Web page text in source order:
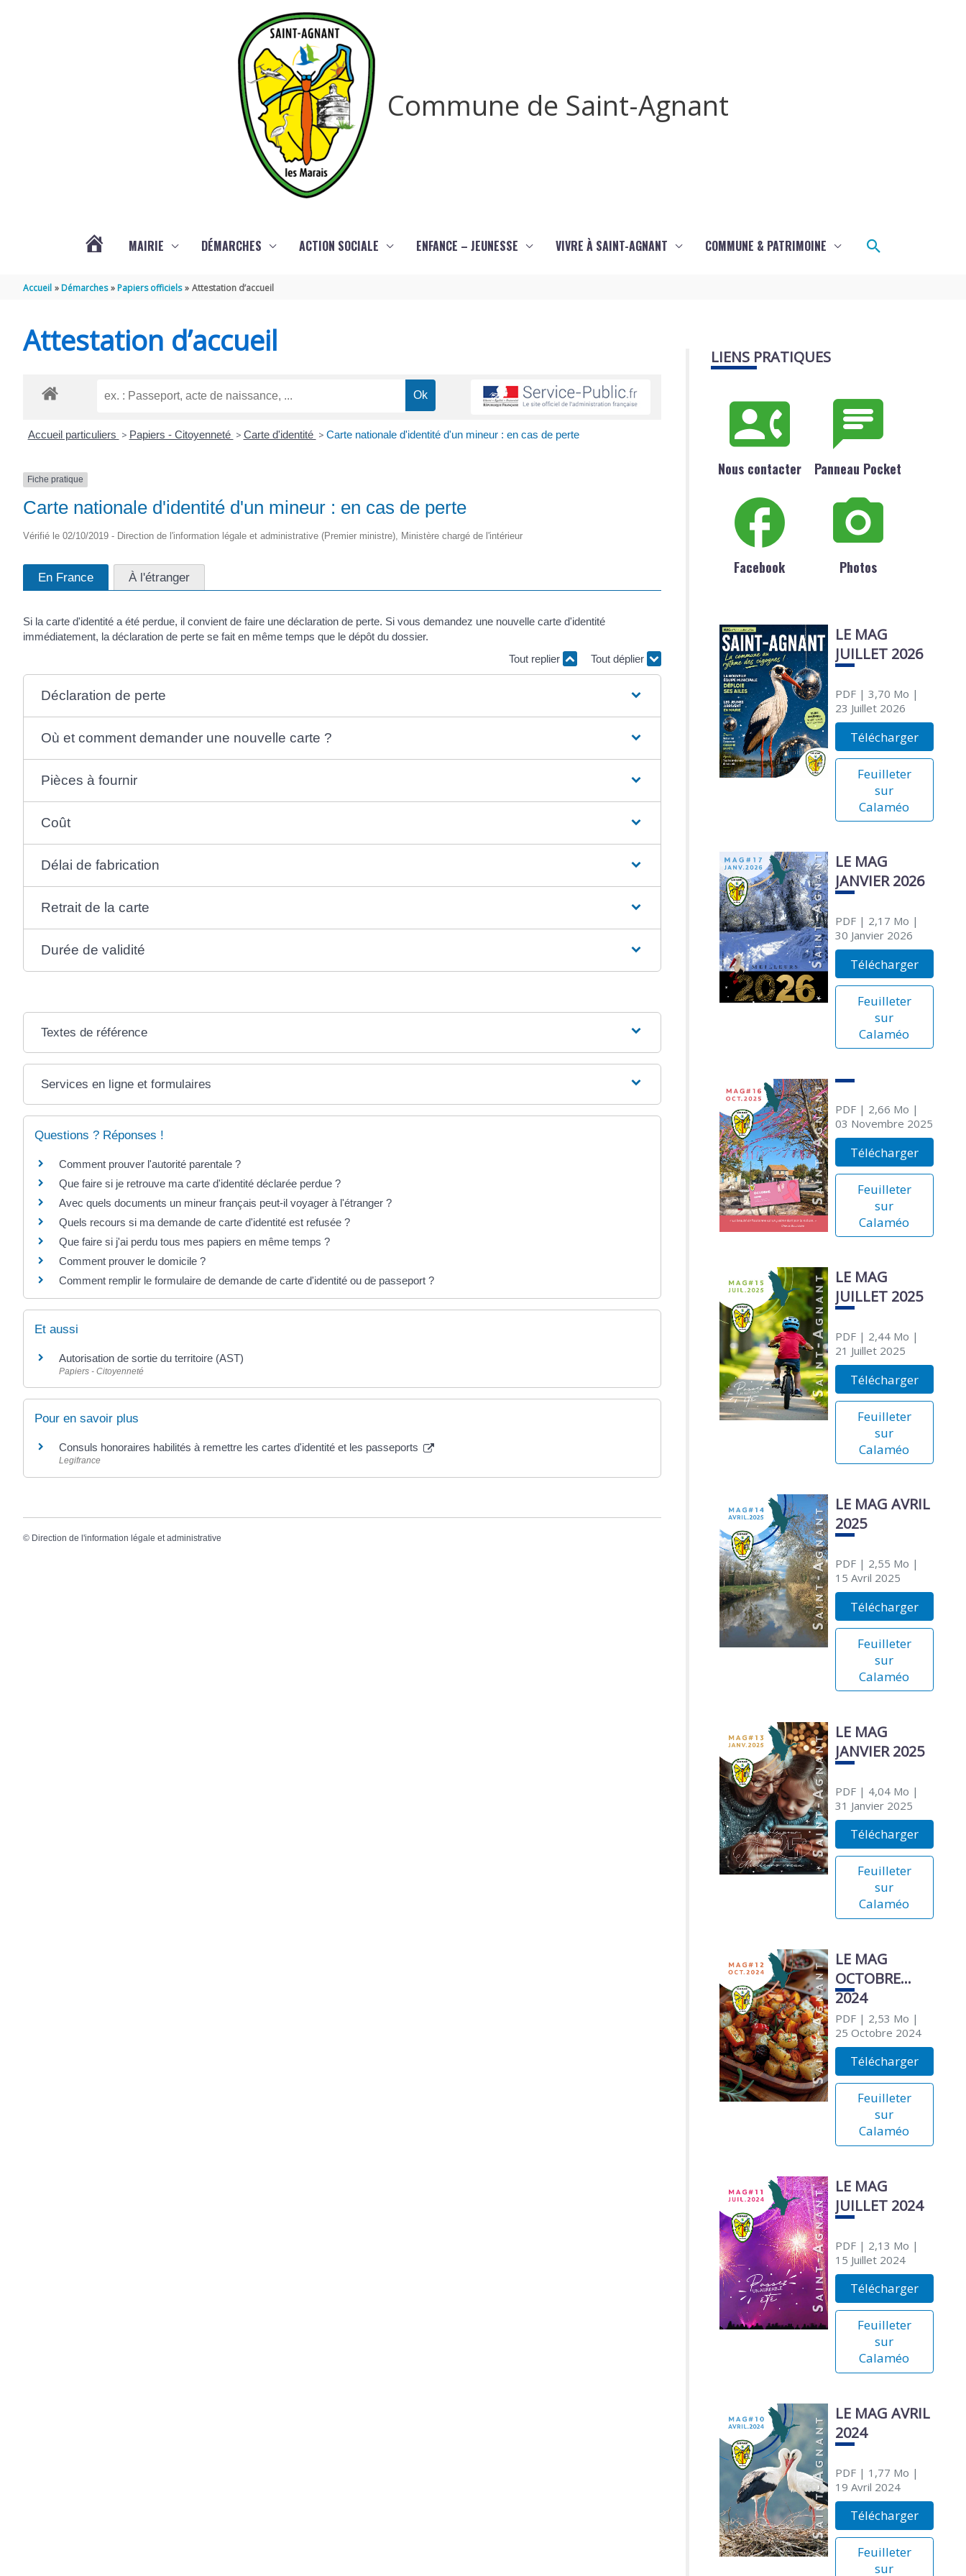
Commune de Saint-Agnant
MAIRIE DÉMARCHES ACTION SOCIALE ENFANCE – JEUNESSE VIVRE À SAINT-AGNANT COMMUNE & PATRIMOINE Rechercher
Accueil Démarches Papiers officiels Attestation d’accueil
Attestation d’accueil
Accueil particuliers > Papiers - Citoyenneté > Carte d'identité > Carte nationale d'identité d'un mineur : en cas de perte
Fiche pratique
Carte nationale d'identité d'un mineur : en cas de perte
Vérifié le 02/10/2019 - Direction de l'information légale et administrative (Premier ministre), Ministère chargé de l'intérieur
En France À l'étranger
Si la carte d'identité a été perdue, il convient de faire une déclaration de perte. Si vous demandez une nouvelle carte d'identité
immédiatement, la déclaration de perte se fait en même temps que le dépôt du dossier.
Tout replier
Tout déplier
Déclaration de perte
Où et comment demander une nouvelle carte ?
Pièces à fournir
Coût
Délai de fabrication
Retrait de la carte
Durée de validité
Textes de référence
Services en ligne et formulaires
Questions ? Réponses !
Comment prouver l'autorité parentale ?
Que faire si je retrouve ma carte d'identité déclarée perdue ?
Avec quels documents un mineur français peut-il voyager à l'étranger ?
Quels recours si ma demande de carte d'identité est refusée ?
Que faire si j'ai perdu tous mes papiers en même temps ?
Comment prouver le domicile ?
Comment remplir le formulaire de demande de carte d'identité ou de passeport ?
Et aussi
Autorisation de sortie du territoire (AST)
Papiers - Citoyenneté
Pour en savoir plus
Consuls honoraires habilités à remettre les cartes d'identité et les passeports
Legifrance
© Direction de l'information légale et administrative
LIENS PRATIQUES
Nous contacter Panneau Pocket
Facebook Photos
LE MAG
JUILLET 2026
PDF| 3,70 Mo |
23 Juillet 2026
Télécharger
Feuilleter
sur
Calaméo
LE MAG
JANVIER 2026
PDF| 2,17 Mo |
30 Janvier 2026
Télécharger
Feuilleter
sur
Calaméo
PDF| 2,66 Mo |
03 Novembre 2025
Télécharger
Feuilleter
sur
Calaméo
LE MAG
JUILLET 2025
PDF| 2,44 Mo |
21 Juillet 2025
Télécharger
Feuilleter
sur
Calaméo
LE MAG AVRIL
2025
PDF| 2,55 Mo |
15 Avril 2025
Télécharger
Feuilleter
sur
Calaméo
LE MAG
JANVIER 2025
PDF| 4,04 Mo |
31 Janvier 2025
Télécharger
Feuilleter
sur
Calaméo
LE MAG
OCTOBRE
2024
PDF| 2,53 Mo |
25 Octobre 2024
Télécharger
Feuilleter
sur
Calaméo
LE MAG
JUILLET 2024
PDF| 2,13 Mo |
15 Juillet 2024
Télécharger
Feuilleter
sur
Calaméo
LE MAG AVRIL
2024
PDF| 1,77 Mo |
19 Avril 2024
Télécharger
Feuilleter
sur